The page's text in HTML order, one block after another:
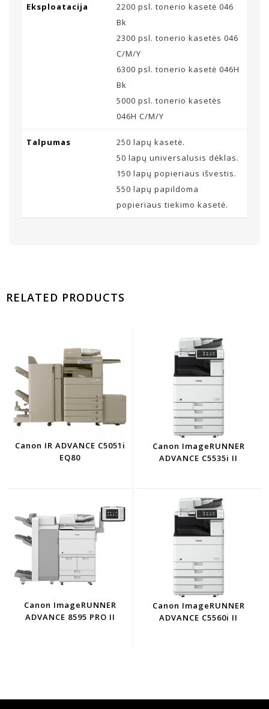
Eksploatacija
2200 psl. tonerio kasetė 046
Bk
2300 psl. tonerio kasetės 046
C/M/Y
6300 psl. tonerio kasetė 046H
Bk
5000 psl. tonerio kasetės
046H C/M/Y
Talpumas
250 lapų kasetė.
50 lapų universalusis dėklas.
150 lapų popieriaus išvestis.
550 lapų papildoma
popieriaus tiekimo kasetė.
RELATED PRODUCTS
Canon IR ADVANCE C5051i
EQ80
Canon ImageRUNNER
ADVANCE C5535i II
Canon ImageRUNNER
ADVANCE 8595 PRO II
Canon ImageRUNNER
ADVANCE C5560i II